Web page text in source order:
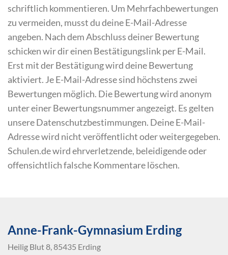
schriftlich kommentieren. Um Mehrfachbewertungen
zu vermeiden, musst du deine E-Mail-Adresse
angeben. Nach dem Abschluss deiner Bewertung
schicken wir dir einen Bestätigungslink per E-Mail.
Erst mit der Bestätigung wird deine Bewertung
aktiviert. Je E-Mail-Adresse sind höchstens zwei
Bewertungen möglich. Die Bewertung wird anonym
unter einer Bewertungsnummer angezeigt. Es gelten
unsere Datenschutzbestimmungen. Deine E-Mail-
Adresse wird nicht veröffentlicht oder weitergegeben.
Schulen.de wird ehrverletzende, beleidigende oder
offensichtlich falsche Kommentare löschen.
Anne-Frank-Gymnasium Erding
Heilig Blut 8, 85435 Erding